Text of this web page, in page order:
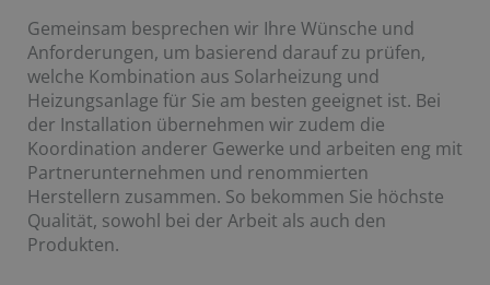
Gemeinsam besprechen wir Ihre Wünsche und
Anforderungen, um basierend darauf zu prüfen,
welche Kombination aus Solarheizung und
Heizungsanlage für Sie am besten geeignet ist. Bei
der Installation übernehmen wir zudem die
Koordination anderer Gewerke und arbeiten eng mit
Partnerunternehmen und renommierten
Herstellern zusammen. So bekommen Sie höchste
Qualität, sowohl bei der Arbeit als auch den
Produkten.